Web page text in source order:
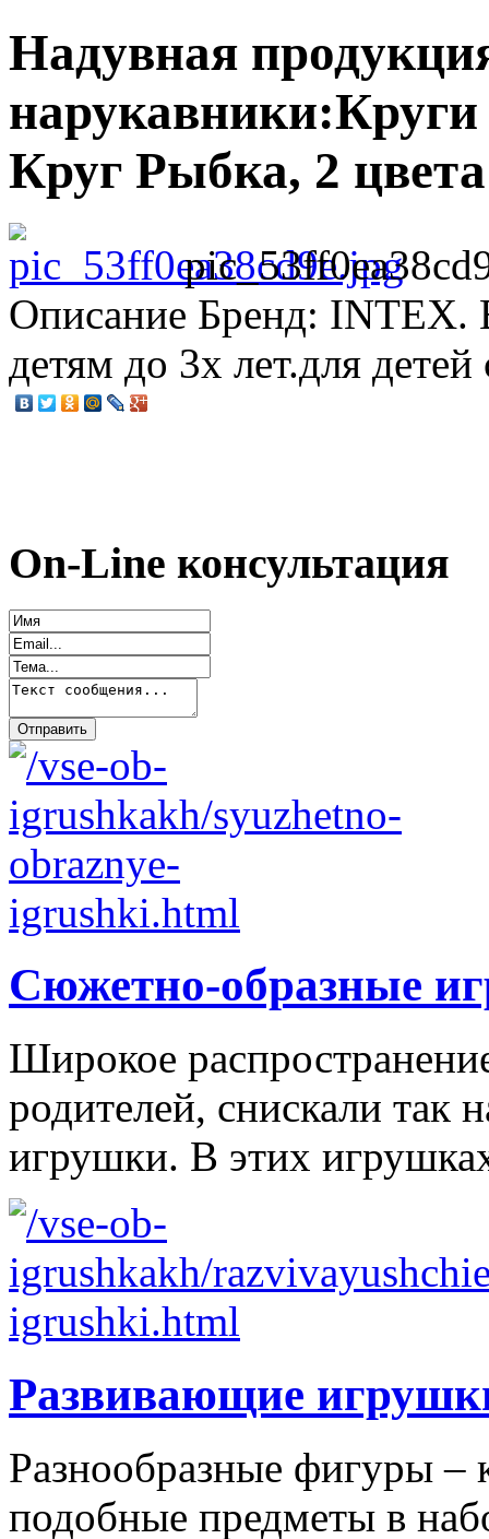
Надувная
Круг Рыбка, 2
Описание Бренд: INTEX.
детям до 3х лет.для детей
On-Line консультация
Сюжетно-образные
Широкое
родителей, снискали так
игрушки. В этих
Развивающие
Разнообразные фигуры –
подобные предметы в